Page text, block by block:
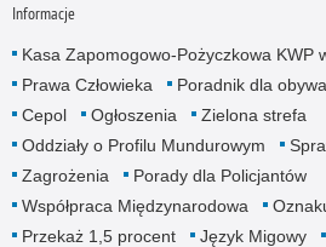
Informacje
Kasa Zapomogowo-Pożyczkowa KWP
Prawa Człowieka
Poradnik dla
Cepol
Ogłoszenia
Zielona strefa
Oddziały o Profilu Mundurowym
Zagrożenia
Porady dla Policjantów
Współpraca Międzynarodowa
Przekaż 1,5 procent
Język Migowy